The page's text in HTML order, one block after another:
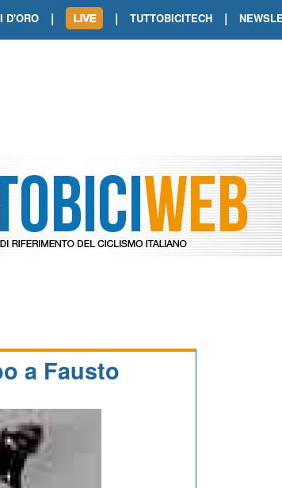
D'ORO |
TOUR DE FRANCE. ORCIERES-
TOUR DE FRANCE. A VOIRON TRIONFO
| TUTTOBICITECH |
a Fausto